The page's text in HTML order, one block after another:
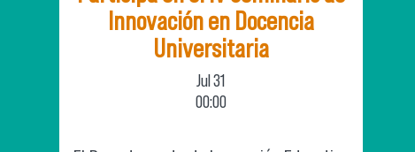
Innovación en Docencia
Universitaria
Jul 31
00:00